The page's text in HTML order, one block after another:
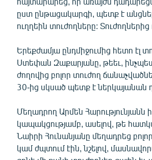
ըստ ընթացակարգի, պետք է
ուղղեին տուժողները: Տուժողներից
Երեքժամյա ընդմիջումից հետո
Ստեփան Զաքարյանը, թեեւ,
ժողովից բոլոր տուժող
30-ից սկսած պետք է
Մեղադրող Արմեն Հարությունյանն
կապակցությամբ, ասելով, թե
Նաիրի Հունանյանը մեղադրեց
կամ ժպտում էին, նշելով,